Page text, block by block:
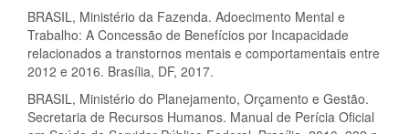
BRASIL, Ministério da Fazenda. Adoecimento Mental e
Trabalho: A Concessão de Benefícios por Incapacidade
relacionados a transtornos mentais e comportamentais entre
2012 e 2016. Brasília, DF, 2017.
BRASIL, Ministério do Planejamento, Orçamento e Gestão.
Secretaria de Recursos Humanos. Manual de Perícia Oficial